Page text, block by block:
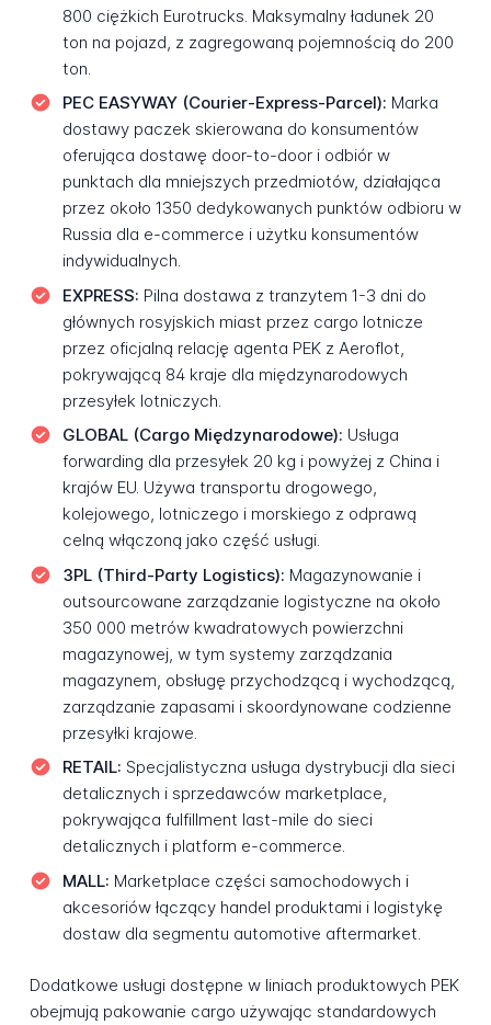
800 ciężkich Eurotrucks. Maksymalny ładunek 20
ton na pojazd, z zagregowaną pojemnością do 200
ton.
PEC EASYWAY (Courier-Express-Parcel): Marka
dostawy paczek skierowana do konsumentów
oferująca dostawę door-to-door i odbiór w
punktach dla mniejszych przedmiotów, działająca
przez około 1350 dedykowanych punktów odbioru w
Russia dla e-commerce i użytku konsumentów
indywidualnych.
EXPRESS: Pilna dostawa z tranzytem 1-3 dni do
głównych rosyjskich miast przez cargo lotnicze
przez oficjalną relację agenta PEK z Aeroflot,
pokrywającą 84 kraje dla międzynarodowych
przesyłek lotniczych.
GLOBAL (Cargo Międzynarodowe): Usługa
forwarding dla przesyłek 20 kg i powyżej z China i
krajów EU. Używa transportu drogowego,
kolejowego, lotniczego i morskiego z odprawą
celną włączoną jako część usługi.
3PL (Third-Party Logistics): Magazynowanie i
outsourcowane zarządzanie logistyczne na około
350 000 metrów kwadratowych powierzchni
magazynowej, w tym systemy zarządzania
magazynem, obsługę przychodzącą i wychodzącą,
zarządzanie zapasami i skoordynowane codzienne
przesyłki krajowe.
RETAIL: Specjalistyczna usługa dystrybucji dla sieci
detalicznych i sprzedawców marketplace,
pokrywająca fulfillment last-mile do sieci
detalicznych i platform e-commerce.
MALL: Marketplace części samochodowych i
akcesoriów łączący handel produktami i logistykę
dostaw dla segmentu automotive aftermarket.
Dodatkowe usługi dostępne w liniach produktowych PEK
obejmują pakowanie cargo używając standardowych